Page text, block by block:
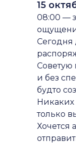
15
08:00 —
Сегодня
Советую
и без
будто
только
Хочется